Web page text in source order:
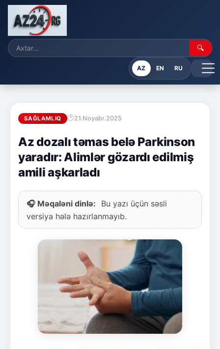
🔍
AZ EN RU
SAĞLAMLIQ 21.Noyabr.2025
Az dozalı təmas belə Parkinson
yaradır: Alimlər gözardı edilmiş
amili aşkarladı
🎧 Məqaləni dinlə:
Bu yazı üçün səsli
versiya hələ hazırlanmayıb.